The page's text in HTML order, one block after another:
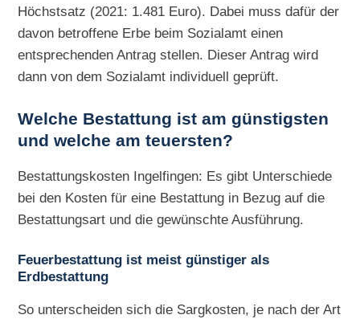
Höchstsatz (2021: 1.481 Euro). Dabei muss dafür der
davon betroffene Erbe beim Sozialamt einen
entsprechenden Antrag stellen. Dieser Antrag wird
dann von dem Sozialamt individuell geprüft.
Welche Bestattung ist am günstigsten
und welche am teuersten?
Bestattungskosten Ingelfingen: Es gibt Unterschiede
bei den Kosten für eine Bestattung in Bezug auf die
Bestattungsart und die gewünschte Ausführung.
Feuerbestattung ist meist günstiger als
Erdbestattung
So unterscheiden sich die Sargkosten, je nach der Art